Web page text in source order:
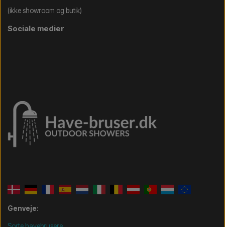
(ikke showroom og butik)
Sociale medier
Genveje: